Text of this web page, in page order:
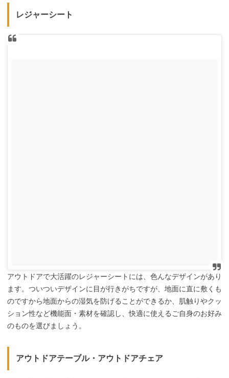
レジャーシート
アウトドアで大活躍のレジャーシートには、色んなデザインがあり
ます。ついついデザインに目が行きがちですが、地面に直に敷くも
のですから地面からの湿気を防げることができるか、肌触りやクッ
ション性など機能面・素材を確認し、快適に使えるご自身のお好み
のものを選びましょう。
アウトドアテーブル・アウトドアチェア